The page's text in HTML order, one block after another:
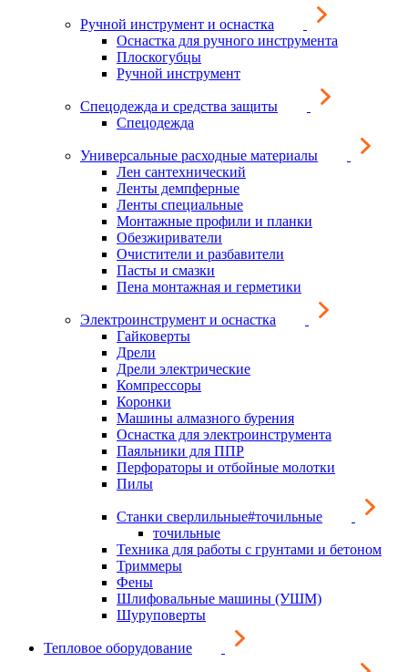
Ручной инструмент и оснастка
Оснастка для ручного инструмента
Плоскогубцы
Ручной инструмент
Спецодежда и средства защиты
Спецодежда
Универсальные расходные материалы
Лен сантехнический
Ленты демпферные
Ленты специальные
Монтажные профили и планки
Обезжириватели
Очистители и разбавители
Пасты и смазки
Пена монтажная и герметики
Электроинструмент и оснастка
Гайковерты
Дрели
Дрели электрические
Компрессоры
Коронки
Машины алмазного бурения
Оснастка для электроинструмента
Паяльники для ППР
Перфораторы и отбойные молотки
Пилы
Станки сверлильные#точильные
точильные
Техника для работы с грунтами и бетоном
Триммеры
Фены
Шлифовальные машины (УШМ)
Шуруповерты
Тепловое оборудование